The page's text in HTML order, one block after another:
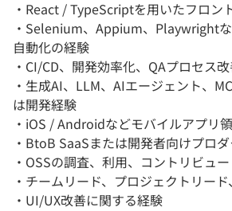
・React / TypeScriptを用いたフロン
・Selenium、Appium、Playwright
自動化の経験
・CI/CD、開発効率化、QAプロセス
・生成AI、LLM、AIエージェント、
は開発経験
・iOS / Androidなどモバイルアプリ
・BtoB SaaSまたは開発者向けプロ
・OSSの調査、利用、コントリビュ
・チームリード、プロジェクトリー
・UI/UX改善に関する経験